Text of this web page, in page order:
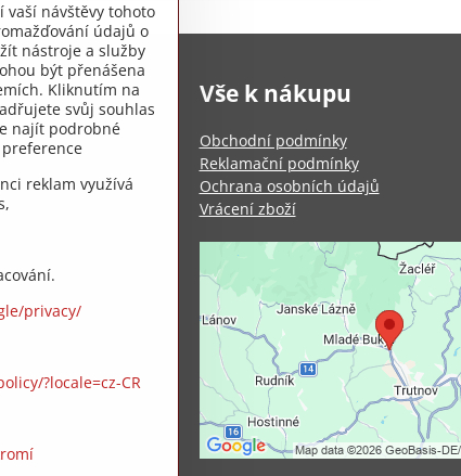
Vše k nákupu
Obchodní podmínky
Reklamační podmínky
Ochrana osobních údajů
Vrácení zboží
vaší návštěvy tohoto
údajů o
nástroje a služby
být přenášena
Kliknutím na
svůj souhlas
najít podrobné
reklam využívá
privacy/
?locale=cz-CR